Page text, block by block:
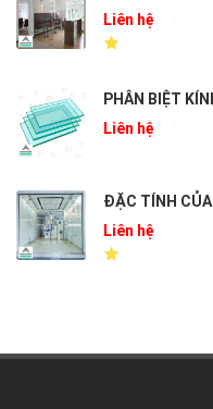
Liên hệ
PHÂN BIỆT
Liên hệ
ĐẶC TÍNH CỦA
Liên hệ